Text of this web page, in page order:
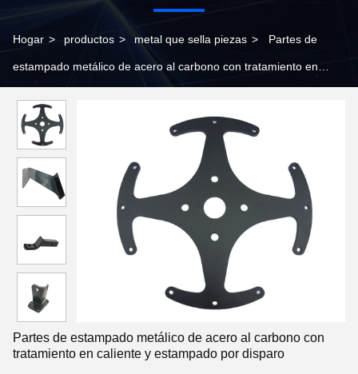
Hogar > productos > metal que sella piezas > Partes de
estampado metálico de acero al carbono con tratamiento en
Partes de estampado metálico de acero al carbono con
tratamiento en caliente y estampado por disparo